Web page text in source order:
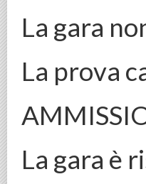
La gara
La prova
La gara è